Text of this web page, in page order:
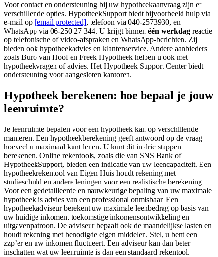
Voor contact en ondersteuning bij uw hypotheekaanvraag zijn er
verschillende opties. HypotheekSupport biedt bijvoorbeeld hulp via
e-mail op [email protected], telefoon via 040-2573930, en
WhatsApp via 06-250 27 344. U krijgt binnen één werkdag reactie
op telefonische of video-afspraken en WhatsApp-berichten. Zij
bieden ook hypotheekadvies en klantenservice. Andere aanbieders
zoals Buro van Hoof en Freek Hypotheek helpen u ook met
hypotheekvragen of advies. Het Hypotheek Support Center biedt
ondersteuning voor aangesloten kantoren.
Hypotheek berekenen: hoe bepaal je jouw
leenruimte?
Je leenruimte bepalen voor een hypotheek kan op verschillende
manieren. Een hypotheekberekening geeft antwoord op de vraag
hoeveel u maximaal kunt lenen. U kunt dit in drie stappen
berekenen. Online rekentools, zoals die van SNS Bank of
HypotheekSupport, bieden een indicatie van uw leencapaciteit. Een
hypotheekrekentool van Eigen Huis houdt rekening met
studieschuld en andere leningen voor een realistische berekening.
Voor een gedetailleerde en nauwkeurige bepaling van uw maximale
hypotheek is advies van een professional onmisbaar. Een
hypotheekadviseur berekent uw maximale leenbedrag op basis van
uw huidige inkomen, toekomstige inkomensontwikkeling en
uitgavenpatroon. De adviseur bepaalt ook de maandelijkse lasten en
houdt rekening met benodigde eigen middelen. Stel, u bent een
zzp’er en uw inkomen fluctueert. Een adviseur kan dan beter
inschatten wat uw leenruimte is dan een standaard rekentool.